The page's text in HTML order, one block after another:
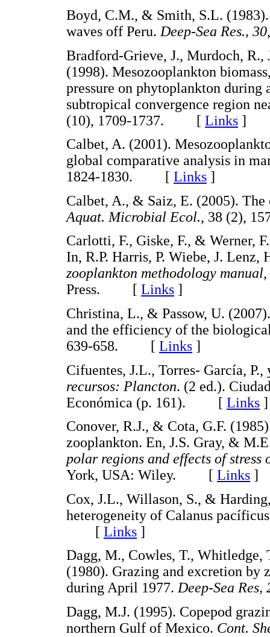
Boyd, C.M., & Smith, S.L.
waves off Peru. Deep-Sea Res., 30
Bradford-Grieve, J., Murdoch,
(1998). Mesozooplankton
pressure on phytoplankton
subtropical convergence region
(10), 1709-1737. [ Links ]
Calbet, A. (2001).
global comparative analysis in
1824-1830. [ Links ]
Calbet, A., & Saiz, E. (2005).
Aquat. Microbial Ecol., 38 (2),
Carlotti, F., Giske, F., & Werner,
In, R.P. Harris, P. Wiebe, J.
zooplankton methodology manual
Press. [ Links ]
Christina, L., & Passow, U.
and the efficiency of the
639-658. [ Links ]
Cifuentes, J.L., Torres- García,
recursos: Plancton. (2 ed.).
Económica (p. 161). [ Links ]
Conover, R.J., & Cota, G.F.
zooplankton. En, J.S. Gray, &
polar regions and effects of stress
York, USA: Wiley. [ Links ]
Cox, J.L., Willason, S., &
heterogeneity of Calanus
[ Links ]
Dagg, M., Cowles, T., Whitledge,
(1980). Grazing and excretion by
during April 1977.Deep-Sea Res,
Dagg, M.J. (1995). Copepod
northern Gulf of Mexico. Cont.